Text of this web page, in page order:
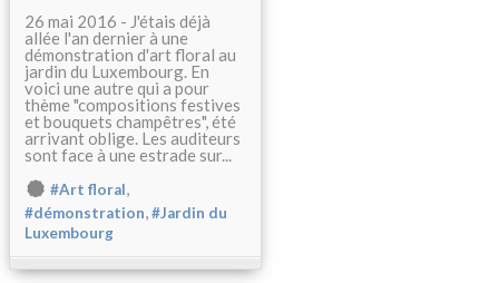
26 mai 2016 - J'étais déjà
allée l'an dernier à une
démonstration d'art floral au
jardin du Luxembourg. En
voici une autre qui a pour
thème "compositions festives
et bouquets champêtres", été
arrivant oblige. Les auditeurs
sont face à une estrade sur...
#Art floral,
#démonstration,#Jardin du
Luxembourg